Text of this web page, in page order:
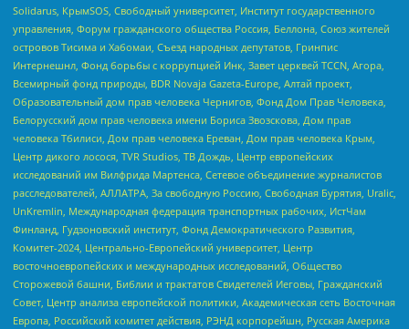
Solidarus, КрымSOS, Свободный университет, Институт государственного
управления, Форум гражданского общества Россия, Беллона, Союз жителей
островов Тисима и Хабомаи, Съезд народных депутатов, Гринпис
Интернешнл, Фонд борьбы с коррупцией Инк, Завет церквей TCCN, Агора,
Всемирный фонд природы, BDR Novaja Gazeta-Europe, Алтай проект,
Образовательный дом прав человека Чернигов, Фонд Дом Прав Человека,
Белорусский дом прав человека имени Бориса Звозскова, Дом прав
человека Тбилиси, Дом прав человека Ереван, Дом прав человека Крым,
Центр дикого лосося, TVR Studios, ТВ Дождь, Центр европейских
исследований им Вилфрида Мартенса, Сетевое объединение журналистов
расследователей, АЛЛАТРА, За свободную Россию, Свободная Бурятия, Uralic,
UnKremlin, Международная федерация транспортных рабочих, ИстЧам
Финланд, Гудзоновский институт, Фонд Демократического Развития,
Комитет-2024, Центрально-Европейский университет, Центр
восточноевропейских и международных исследований, Общество
Сторожевой башни, Библии и трактатов Свидетелей Иеговы, Гражданский
Совет, Центр анализа европейской политики, Академическая сеть Восточная
Европа, Российский комитет действия, РЭНД корпорейшн, Русская Америка